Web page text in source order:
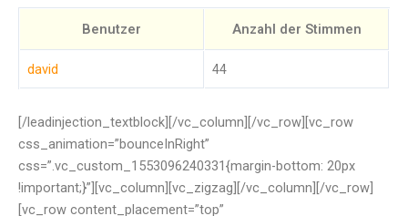
Benutzer Anzahl der Stimmen
david 44
[/leadinjection_textblock][/vc_column][/vc_row][vc_row
css_animation=”bounceInRight”
css=”.vc_custom_1553096240331{margin-bottom: 20px
!important;}”][vc_column][vc_zigzag][/vc_column][/vc_row]
[vc_row content_placement=”top”